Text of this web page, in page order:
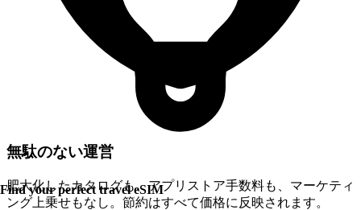
無駄のない運営
肥大化したカタログも、アプリストア手数料も、マーケティ
ング上乗せもなし。節約はすべて価格に反映されます。
Find your perfect travel eSIM